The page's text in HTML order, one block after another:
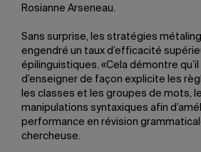
Rosianne Arseneau.
Sans surprise, les stratégies
engendré un taux d’efficacité
épilinguistiques. «Cela démontre
d’enseigner de façon explicite les
les classes et les groupes de mots,
manipulations syntaxiques afin
performance en révision
chercheuse.